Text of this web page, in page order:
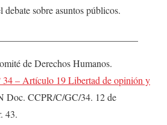
sobre asuntos públicos.
de Derechos Humanos.
34 – Artículo 19 Libertad de opinión y
Doc. CCPR/C/GC/34. 12 de
43.